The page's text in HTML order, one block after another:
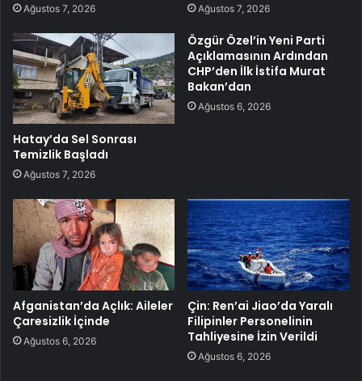
Ağustos 7, 2026 Ağustos 7, 2026
Hatay’da Sel Sonrası
Temizlik Başladı
Ağustos 7, 2026
Özgür Özel’in Yeni Parti
Açıklamasının Ardından
CHP’den İlk İstifa Murat
Bakan’dan
Ağustos 6, 2026
Afganistan’da Açlık: Aileler
Çaresizlik İçinde
Ağustos 6, 2026
Çin: Ren’ai Jiao’da Yaralı
Filipinler Personelinin
Tahliyesine İzin Verildi
Ağustos 6, 2026